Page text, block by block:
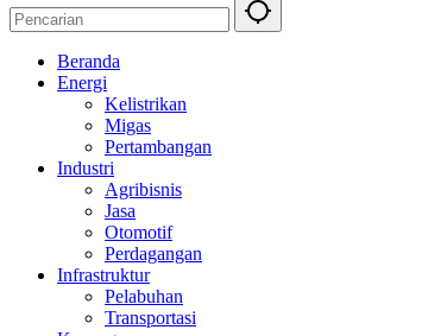
Beranda
Energi
Kelistrikan
Migas
Pertambangan
Industri
Agribisnis
Jasa
Otomotif
Perdagangan
Infrastruktur
Pelabuhan
Transportasi